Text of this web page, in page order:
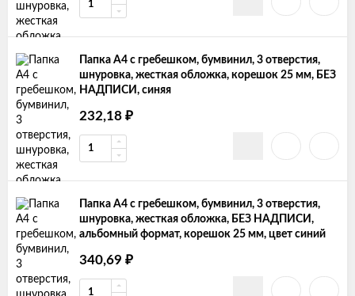
Папка А4 с гребешком, бумвинил, 3 отверстия,
шнуровка, жесткая обложка, корешок 25 мм, БЕЗ
НАДПИСИ, синяя
232,18 ₽
Папка А4 с гребешком, бумвинил, 3 отверстия,
шнуровка, жесткая обложка, БЕЗ НАДПИСИ,
альбомный формат, корешок 25 мм, цвет синий
340,69 ₽